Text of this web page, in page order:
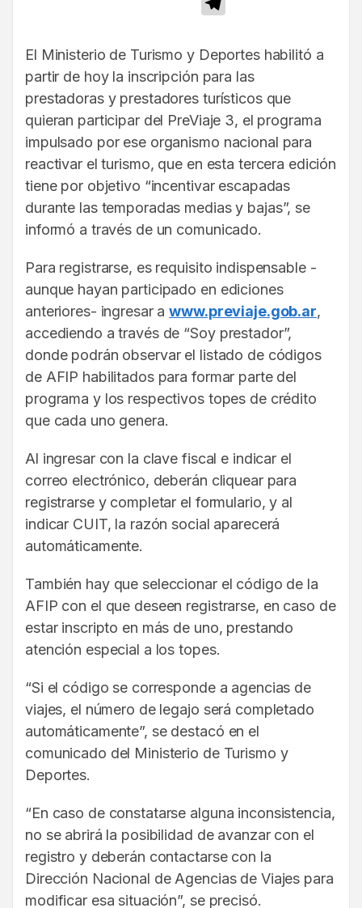
El Ministerio de Turismo y Deportes habilitó a
partir de hoy la inscripción para las
prestadoras y prestadores turísticos que
quieran participar del PreViaje 3, el programa
impulsado por ese organismo nacional para
reactivar el turismo, que en esta tercera edición
tiene por objetivo “incentivar escapadas
durante las temporadas medias y bajas”, se
informó a través de un comunicado.
Para registrarse, es requisito indispensable -
aunque hayan participado en ediciones
anteriores- ingresar awww.previaje.gob.ar,
accediendo a través de “Soy prestador”,
donde podrán observar el listado de códigos
de AFIP habilitados para formar parte del
programa y los respectivos topes de crédito
que cada uno genera.
Al ingresar con la clave fiscal e indicar el
correo electrónico, deberán cliquear para
registrarse y completar el formulario, y al
indicar CUIT, la razón social aparecerá
automáticamente.
También hay que seleccionar el código de la
AFIP con el que deseen registrarse, en caso de
estar inscripto en más de uno, prestando
atención especial a los topes.
“Si el código se corresponde a agencias de
viajes, el número de legajo será completado
automáticamente”, se destacó en el
comunicado del Ministerio de Turismo y
Deportes.
“En caso de constatarse alguna inconsistencia,
no se abrirá la posibilidad de avanzar con el
registro y deberán contactarse con la
Dirección Nacional de Agencias de Viajes para
modificar esa situación”, se precisó.